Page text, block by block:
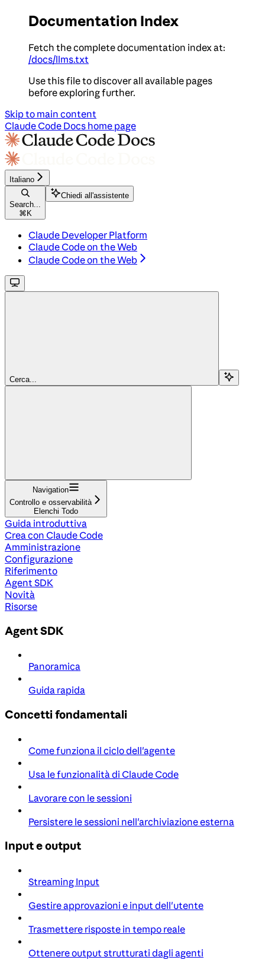
Documentation Index
Fetch the complete documentation index at:
/docs/llms.txt
Use this file to discover all available pages
before exploring further.
Skip to main content
Claude Code Docs home page
Italiano
Search...
⌘ K
Chiedi all'assistente
Claude Developer Platform
Claude Code on the Web
Claude Code on the Web
Cerca...
Navigation
Controllo e osservabilità
Elenchi Todo
Guida introduttiva
Crea con Claude Code
Amministrazione
Configurazione
Riferimento
Agent SDK
Novità
Risorse
Agent SDK
Panoramica
Guida rapida
Concetti fondamentali
Come funziona il ciclo dell'agente
Usa le funzionalità di Claude Code
Lavorare con le sessioni
Persistere le sessioni nell'archiviazione esterna
Input e output
Streaming Input
Gestire approvazioni e input dell'utente
Trasmettere risposte in tempo reale
Ottenere output strutturati dagli agenti